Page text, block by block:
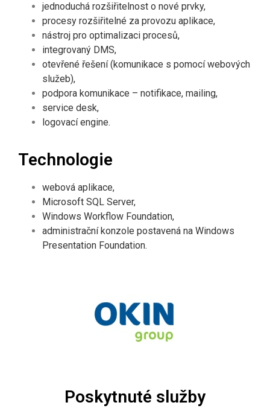
jednoduchá rozšiřitelnost o nové prvky,
procesy rozšiřitelné za provozu aplikace,
nástroj pro optimalizaci procesů,
integrovaný DMS,
otevřené řešení (komunikace s pomocí webových
služeb),
podpora komunikace – notifikace, mailing,
service desk,
logovací engine.
Technologie
webová aplikace,
Microsoft SQL Server,
Windows Workflow Foundation,
administrační konzole postavená na Windows
Presentation Foundation.
Poskytnuté služby